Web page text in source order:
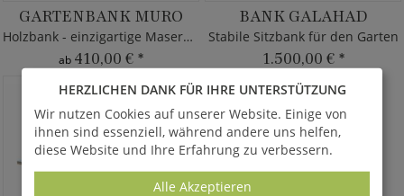
GARTENBANK MURO
Holzbank - einzigartige Maserung
ab 410,00 € *
BANK GALAHAD
Stabile Sitzbank für den Garten
1.500,00 € *
HERZLICHEN DANK FÜR IHRE UNTERSTÜTZUNG
Wir nutzen Cookies auf unserer Website. Einige von
ihnen sind essenziell, während andere uns helfen,
diese Website und Ihre Erfahrung zu verbessern.
Alle Akzeptieren